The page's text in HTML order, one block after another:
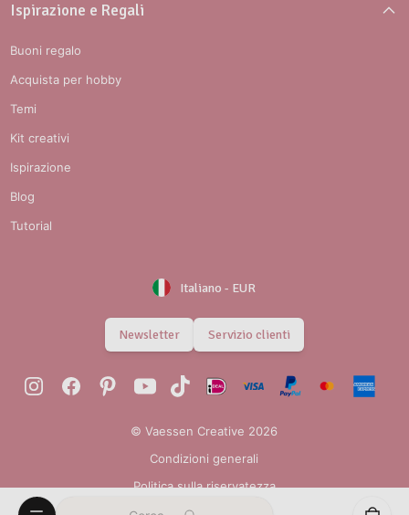
Ispirazione e Regali
Buoni regalo
Acquista per hobby
Temi
Kit creativi
Ispirazione
Blog
Tutorial
Italiano - EUR
Newsletter Servizio clienti
© Vaessen Creative 2026
Condizioni generali
Politica sulla riservatezza